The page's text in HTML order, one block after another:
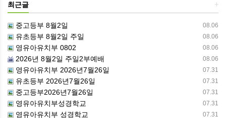
+
최근글
08.06
중고등부 8월2일
08.06
유초등부 8월2일 주일
08.06
영유아유치부 0802
08.06
2026년 8월2일 주일2부예배
07.31
영유아유치부 2026년7월26일
07.31
유초등부 2026년7월26일
07.31
중고등부2026년7월26일
07.31
영유아유치부성경학교
07.31
영유아유치부 성경학교